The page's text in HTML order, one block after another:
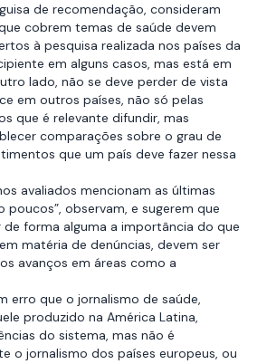
de recomendação, consideram
cobrem temas de saúde devem
à pesquisa realizada nos países da
em alguns casos, mas está em
lado, não se deve perder de vista
em outros países, não só pelas
que é relevante difundir, mas
comparações sobre o grau de
que um país deve fazer nessa
avaliados mencionam as últimas
poucos”, observam, e sugerem que
de forma alguma a importância do que
matéria de denúncias, devem ser
avanços em áreas como a
erro que o jornalismo de saúde,
produzido na América Latina,
do sistema, mas não é
o jornalismo dos países europeus, ou